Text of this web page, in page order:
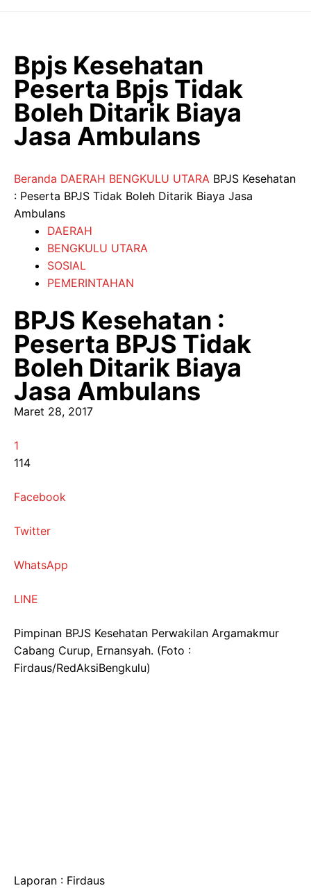
Bpjs Kesehatan
Peserta Bpjs Tidak
Boleh Ditarik Biaya
Jasa Ambulans
Beranda DAERAH BENGKULU UTARA BPJS Kesehatan
: Peserta BPJS Tidak Boleh Ditarik Biaya Jasa
Ambulans
DAERAH
BENGKULU UTARA
SOSIAL
PEMERINTAHAN
BPJS Kesehatan :
Peserta BPJS Tidak
Boleh Ditarik Biaya
Jasa Ambulans
Maret 28, 2017
1
114
Facebook
Twitter
WhatsApp
LINE
Pimpinan BPJS Kesehatan Perwakilan Argamakmur
Cabang Curup, Ernansyah. (Foto :
Firdaus/RedAksiBengkulu)
Laporan : Firdaus